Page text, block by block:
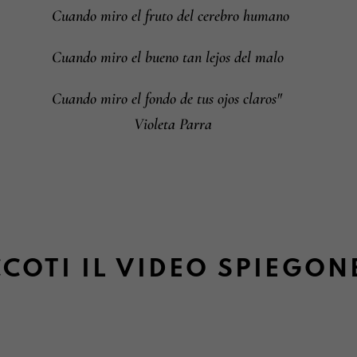
Cuando miro el fruto del cerebro humano
Cuando miro el bueno tan lejos del malo
Cuando miro el fondo de tus ojos claros"
Violeta Parra
IL VIDEO